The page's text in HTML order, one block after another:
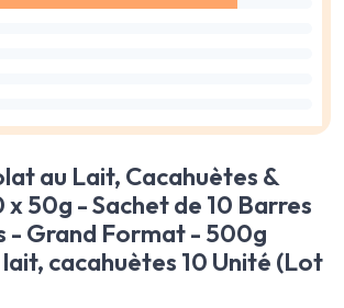
au Lait, Cacahuètes &
x 50g - Sachet de 10 Barres
- Grand Format - 500g
cacahuètes 10 Unité (Lot